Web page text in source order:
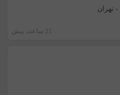
- تهران
21 ساعت پیش